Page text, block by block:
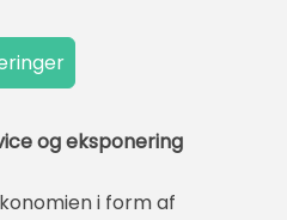
og eksponering
i form af